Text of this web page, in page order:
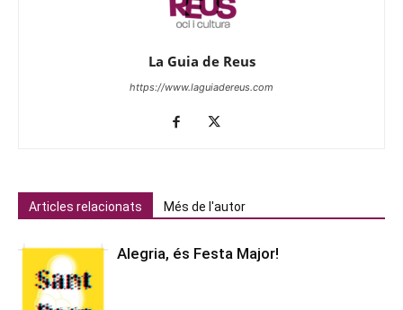
La Guia de Reus
https://www.laguiadereus.com
Articles relacionats Més de l'autor
Alegria, és Festa Major!